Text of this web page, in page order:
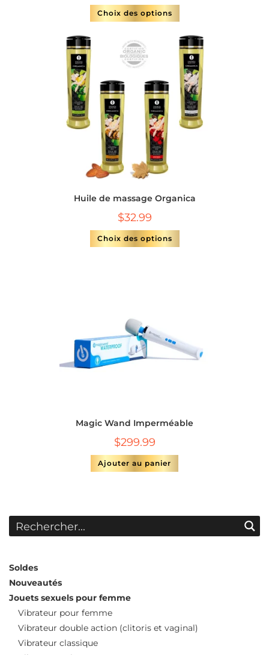
Choix des options
Huile de massage Organica
$32.99
Choix des options
Magic Wand Imperméable
$299.99
Ajouter au panier
Soldes
Nouveautés
Jouets sexuels pour femme
Vibrateur pour femme
Vibrateur double action (clitoris et vaginal)
Vibrateur classique